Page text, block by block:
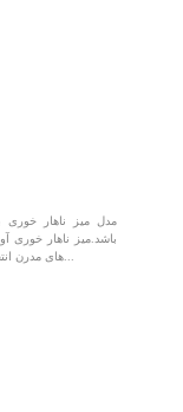
مدل میز ناهار خوری
باشد.میز ناهار